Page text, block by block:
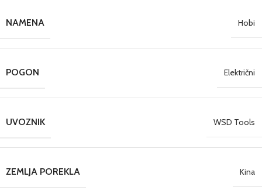
NAMENA Hobi
POGON Električni
UVOZNIK WSD Tools
ZEMLJA POREKLA Kina